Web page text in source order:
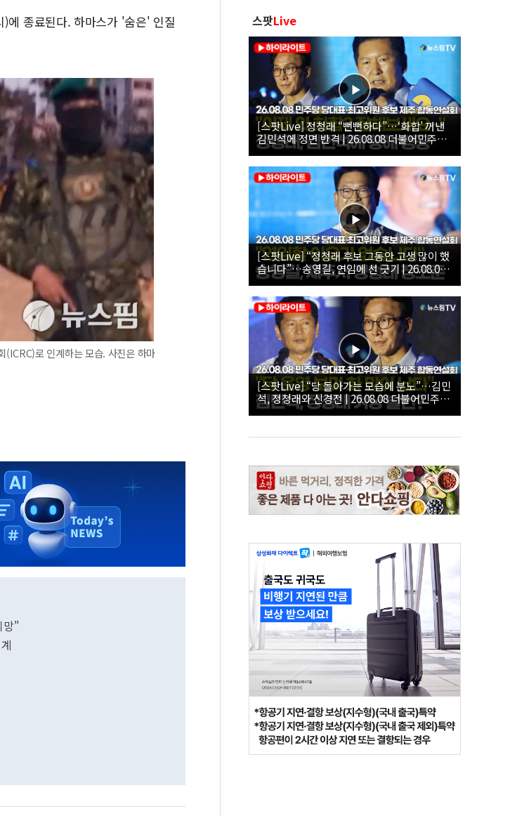
에 종료된다. 하마스가 '숨은' 인질
(ICRC)로 인계하는 모습. 사진은 하마
망"
스팟Live
[스팟Live] 정청래 “뻔뻔하다”…‘화합’ 꺼낸
김민석에 정면 반격 | 26.08.08 더불어민주당
당대표·최고위원 후보 제주 합동연설회
[스팟Live] “정청래 후보 그동안 고생 많이 했
습니다”…송영길, 연임에 선 긋기 | 26.08.08
더불어민주당 당대표·최고위원 후보 제주 합
동연설회
[스팟Live] “당 돌아가는 모습에 분노”…김민
석, 정청래와 신경전 | 26.08.08 더불어민주당
당대표·최고위원 후보 제주 합동연설회